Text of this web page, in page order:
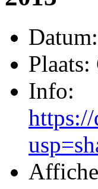
Info: